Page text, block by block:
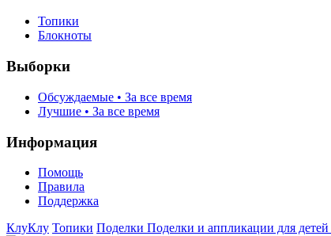
Топики
Блокноты
Выборки
Обсуждаемые • За все время
Лучшие • За все время
Информация
Помощь
Правила
Поддержка
КлуКлу Топики Поделки Поделки и аппликации для детей